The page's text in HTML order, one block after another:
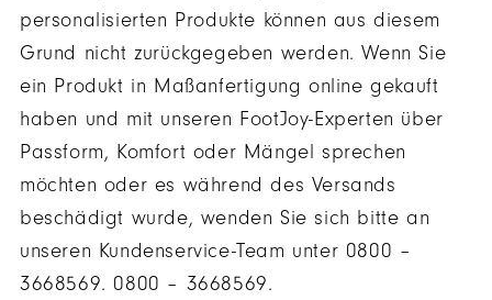
personalisierten Produkte können aus diesem
Grund nicht zurückgegeben werden. Wenn Sie
ein Produkt in Maßanfertigung online gekauft
haben und mit unseren FootJoy-Experten über
Passform, Komfort oder Mängel sprechen
möchten oder es während des Versands
beschädigt wurde, wenden Sie sich bitte an
unseren Kundenservice-Team unter 0800 –
3668569. 0800 – 3668569.